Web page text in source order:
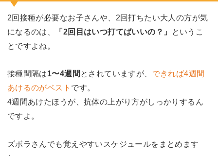
2回接種が必要なお子さんや、2回打ちたい大人の方が気
になるのは、
「2回目はいつ打てばいいの？」
というこ
とですよね。
接種間隔は1〜4週間 とされていますが、 できれば4週間
あけるのがベスト です。
4週間あけたほうが、抗体の上がり方がしっかりするん
ですよ。
ズボラさんでも覚えやすいスケジュールをまとめます